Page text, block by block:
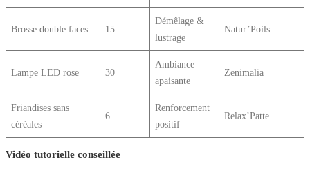
Brosse double faces 15
Démêlage &
lustrage
Natur’Poils
Lampe LED rose 30
Ambiance
apaisante
Zenimalia
Friandises sans
céréales
6
Renforcement
positif
Relax’Patte
Vidéo tutorielle conseillée